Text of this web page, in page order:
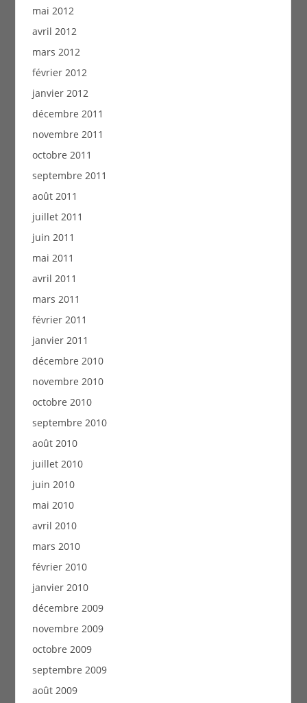
mai 2012
avril 2012
mars 2012
février 2012
janvier 2012
décembre 2011
novembre 2011
octobre 2011
septembre 2011
août 2011
juillet 2011
juin 2011
mai 2011
avril 2011
mars 2011
février 2011
janvier 2011
décembre 2010
novembre 2010
octobre 2010
septembre 2010
août 2010
juillet 2010
juin 2010
mai 2010
avril 2010
mars 2010
février 2010
janvier 2010
décembre 2009
novembre 2009
octobre 2009
septembre 2009
août 2009